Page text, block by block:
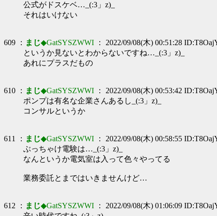
公式がドスケベ…_(:3」z)_
それはいけない
609 ： まじ◆GatSYSZWWI ： 2022/09/08(木) 00:51:28
というか見ないとわからないですね…_(:3」z)_
あれにプラスだもの
610 ： まじ◆GatSYSZWWI ： 2022/09/08(木) 00:53:42
ポンプは有名な企業さんあるし_(:3」z)_
コンサルというか
611 ： まじ◆GatSYSZWWI ： 2022/09/08(木) 00:58:55
ぶっちゃけ電験は…_(:3」z)_
なんというか電気室は入って色々やってる
業務委託とまではいきませんけど…
612 ： まじ◆GatSYSZWWI ： 2022/09/08(木) 01:06:09